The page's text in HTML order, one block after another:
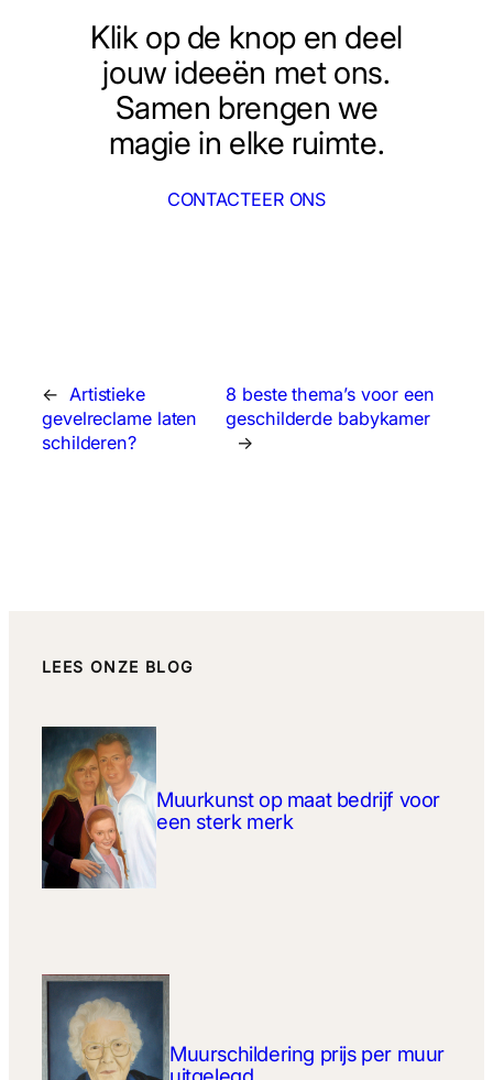
Klik op de knop en deel
jouw ideeën met ons.
Samen brengen we
magie in elke ruimte.
CONTACTEER ONS
← Artistieke
gevelreclame laten
schilderen?
8 beste thema’s voor een
geschilderde babykamer
→
LEES ONZE BLOG
Muurkunst op maat bedrijf voor
een sterk merk
Muurschildering prijs per muur